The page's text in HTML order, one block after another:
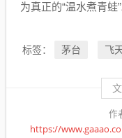
为真正的“温水煮青蛙”
标签： 茅台 飞
作
https://